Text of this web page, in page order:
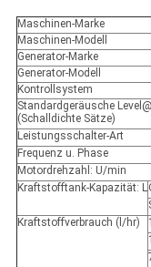
Maschinen-Marke
Maschinen-Modell
Generator-Marke
Generator-Modell
Kontrollsystem
Standardgeräusche
(Schalldichte Sätze)
Leistungsschalter-Art
Frequenz u. Phase
Motordrehzahl: U/min
Kraftstofftank-Kapazität: L
Kraftstoffverbrauch (l/hr)